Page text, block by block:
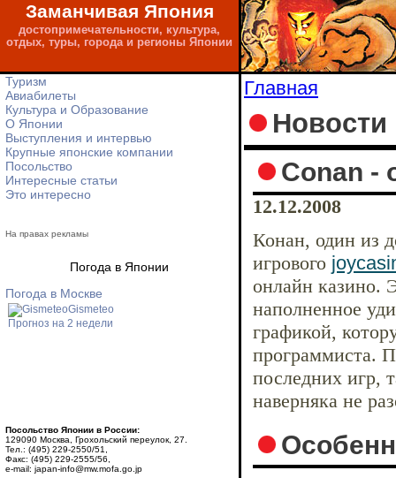
Заманчивая Япония
достопримечательности, культура,
отдых, туры, города и регионы Японии
Туризм
Авиабилеты
Культура и Образование
О Японии
Выступления и интервью
Крупные японские компании
Посольство
Интересные статьи
Это интересно
На правах рекламы
Погода в Японии
Погода в Москве
Gismeteo
Прогноз на 2 недели
Посольство Японии в России:
129090 Москва, Грохольский переулок, 27.
Тел.: (495) 229-2550/51,
Факс: (495) 229-2555/56,
e-mail: japan-info@mw.mofa.go.jp
Главная
Новости
Conan -
12.12.2008
Конан, один из
игрового
онлайн казино.
наполненное
графикой,
программиста.
последних игр,
наверняка не